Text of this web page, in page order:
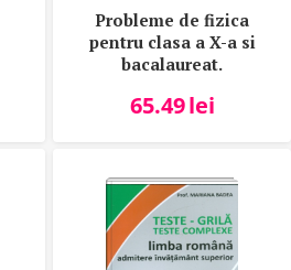
Probleme de fizica
pentru clasa a X-a si
bacalaureat.
Anghel
65.49lei